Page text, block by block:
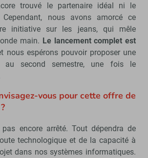
trouvé le partenaire idéal ni le
Cependant, nous avons amorcé ce
initiative sur les jeans, qui mêle
main. Le lancement complet est
nous espérons pouvoir proposer une
au second semestre, une fois le
vous pour cette offre de
pas encore arrêté. Tout dépendra de
technologique et de la capacité à
dans nos systèmes informatiques.